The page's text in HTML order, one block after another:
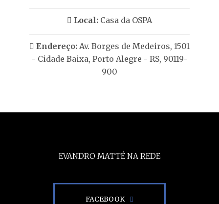
Local: Casa da OSPA
Endereço: Av. Borges de Medeiros, 1501
- Cidade Baixa, Porto Alegre - RS, 90119-
900
EVANDRO MATTÉ NA REDE
FACEBOOK